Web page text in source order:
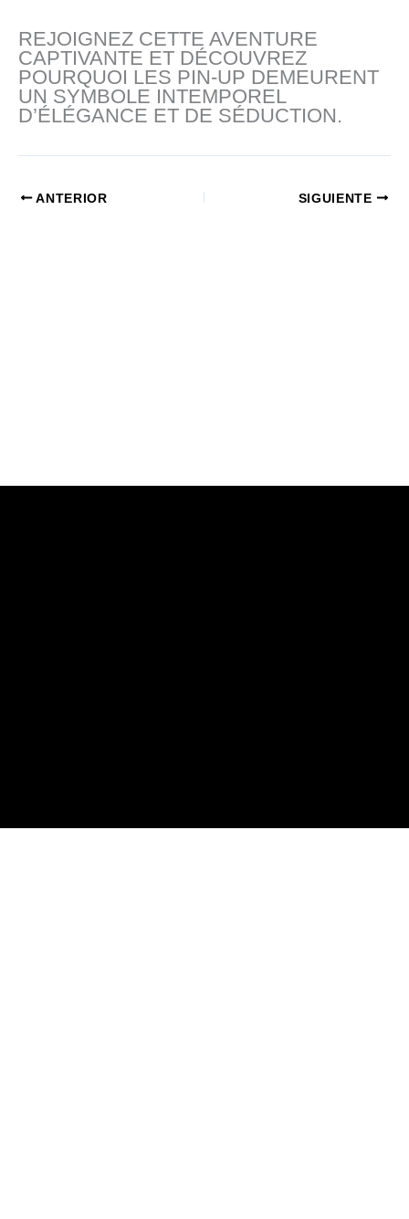
REJOIGNEZ CETTE AVENTURE
CAPTIVANTE ET DÉCOUVREZ
POURQUOI LES PIN-UP DEMEURENT
UN SYMBOLE INTEMPOREL
D’ÉLÉGANCE ET DE SÉDUCTION.
ANTERIOR SIGUIENTE